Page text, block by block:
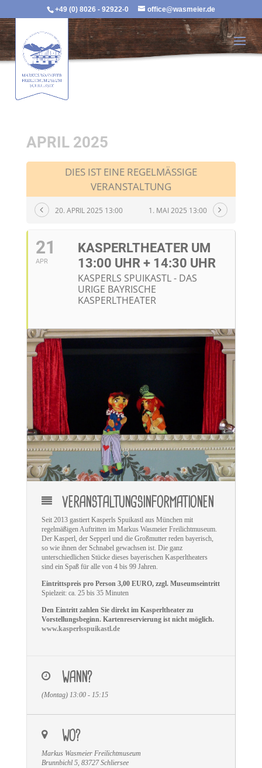
+49 (0) 8026 - 92922-0 office@wasmeier.de
APRIL 2025
DIES IST EINE REGELMÄSSIGE V
ERANSTALTUNG
20. APRIL 2025 13:00 1. MAI 2025 13:00
21
APR
KASPERLTHEATER UM
13:00 UHR + 14:30 UHR
KASPERLS SPUIKASTL - DAS
URIGE BAYRISCHE
KASPERLTHEATER
VERANSTALTUNGSINFORMATIONEN
Seit 2013 gastiert Kasperls Spuikastl aus München mit
regelmäßigen Auftritten im Markus Wasmeier Freilichtmuseum.
Der Kasperl, der Sepperl und die Großmutter reden bayerisch,
so wie ihnen der Schnabel gewachsen ist. Die ganz
unterschiedlichen Stücke dieses bayerischen Kasperltheaters
sind ein Spaß für alle von 4 bis 99 Jahren.
Eintrittspreis pro Person 3,00 EURO, zzgl. Museumseintritt
Spielzeit: ca. 25 bis 35 Minuten
Den Eintritt zahlen Sie direkt im Kasperltheater zu
Vorstellungsbeginn. Kartenreservierung ist nicht möglich.
www.kasperlsspuikastl.de
WANN?
(Montag) 13:00 - 15:15
WO?
Markus Wasmeier Freilichtmuseum
Brunnbichl 5, 83727 Schliersee